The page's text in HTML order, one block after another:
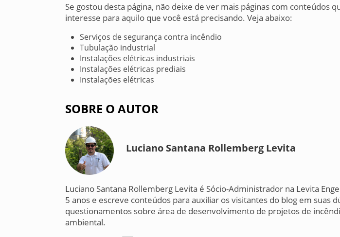
Se gostou desta página, não deixe de ver mais páginas com conteúdos
interesse para aquilo que você está precisando. Veja abaixo:
Serviços de segurança contra incêndio
Tubulação industrial
Instalações elétricas industriais
Instalações elétricas prediais
Instalações elétricas
SOBRE O AUTOR
Luciano Santana Rollemberg Levita
Luciano Santana Rollemberg Levita é Sócio-Administrador na Levita
5 anos e escreve conteúdos para auxiliar os visitantes do blog em suas
questionamentos sobre área de desenvolvimento de projetos de
ambiental.